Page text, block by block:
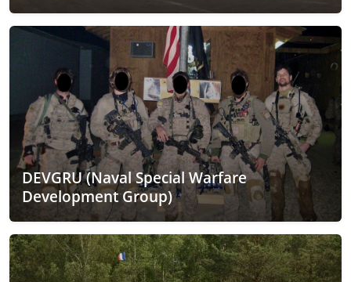
DEVGRU (Naval Special Warfare
Development Group)